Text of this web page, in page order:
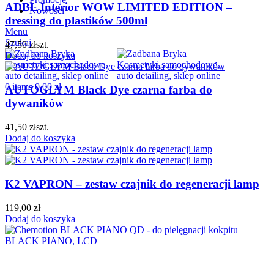
Nowości
Menu
Szukaj
0items 0,00zł
ADBL Interior WOW LIMITED EDITION –
dressing do plastików 500ml
47,50złszt.
Dodaj do koszyka
AUTOGLYM Black Dye czarna farba do
dywaników
41,50 złszt.
Dodaj do koszyka
K2 VAPRON – zestaw czajnik do regeneracji lamp
119,00 zł
Dodaj do koszyka